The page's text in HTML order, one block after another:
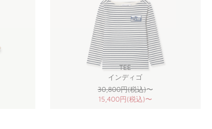
TEE
インディゴ
30,800円(税込)〜
15,400円(税込)〜